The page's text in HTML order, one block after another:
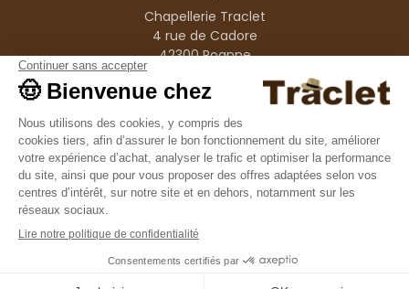
Chapellerie Traclet
4 rue de Cadore
42300 Roanne
Produits
Nos marques